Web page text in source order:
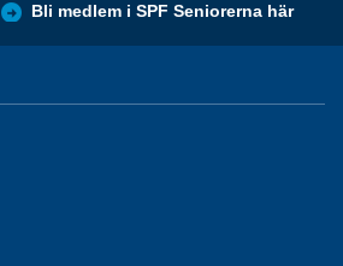
Bli medlem i SPF Seniorerna här